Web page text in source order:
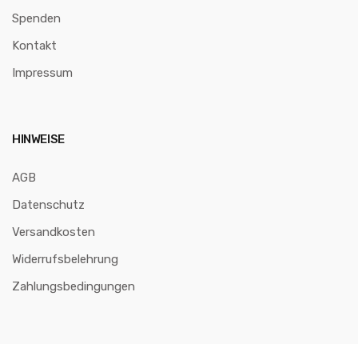
Spenden
Kontakt
Impressum
HINWEISE
AGB
Datenschutz
Versandkosten
Widerrufsbelehrung
Zahlungsbedingungen